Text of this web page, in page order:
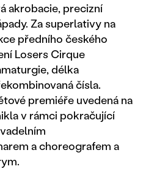
akrobacie, precizní
Za superlativy na
předního českého
Losers Cirque
délka
čísla.
premiéře uvedená na
v rámci pokračující
a choreografem a